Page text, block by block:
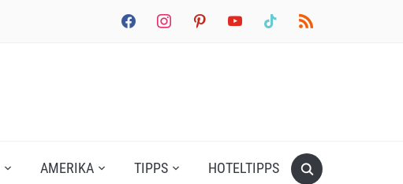
facebookinstagrampinterestyoutube tiktok rss
AMERIKA TIPPS HOTELTIPPS